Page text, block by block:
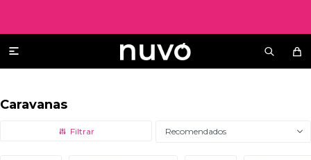

Caravanas
Recomendados